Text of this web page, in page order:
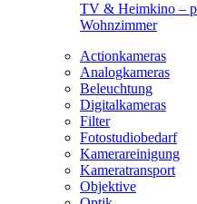
TV & Heimkino –
Wohnzimmer
Actionkameras
Analogkameras
Beleuchtung
Digitalkameras
Filter
Fotostudiobedarf
Kamerareinigung
Kameratransport
Objektive